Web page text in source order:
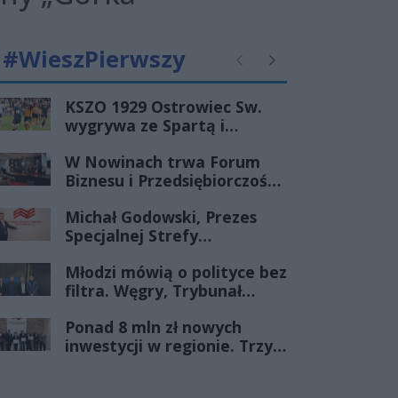
#WieszPierwszy PoprzednieNastępne
KSZO 1929 Ostrowiec Sw.
wygrywa ze Spartą i
barażach o 2 ligę
W Nowinach trwa Forum
Biznesu i Przedsiębiorczości-
Michał Godowski, Prezes
Specjalnej Strefy
„Starachowice”, gościem
Porannej Rozmowy Radia
Młodzi mówią o polityce bez
filtra. Węgry, Trybunał
młode pokolenie naprawdę
zmienia zasady gry
Ponad 8 mln zł nowych
inwestycji w regionie. Trzy